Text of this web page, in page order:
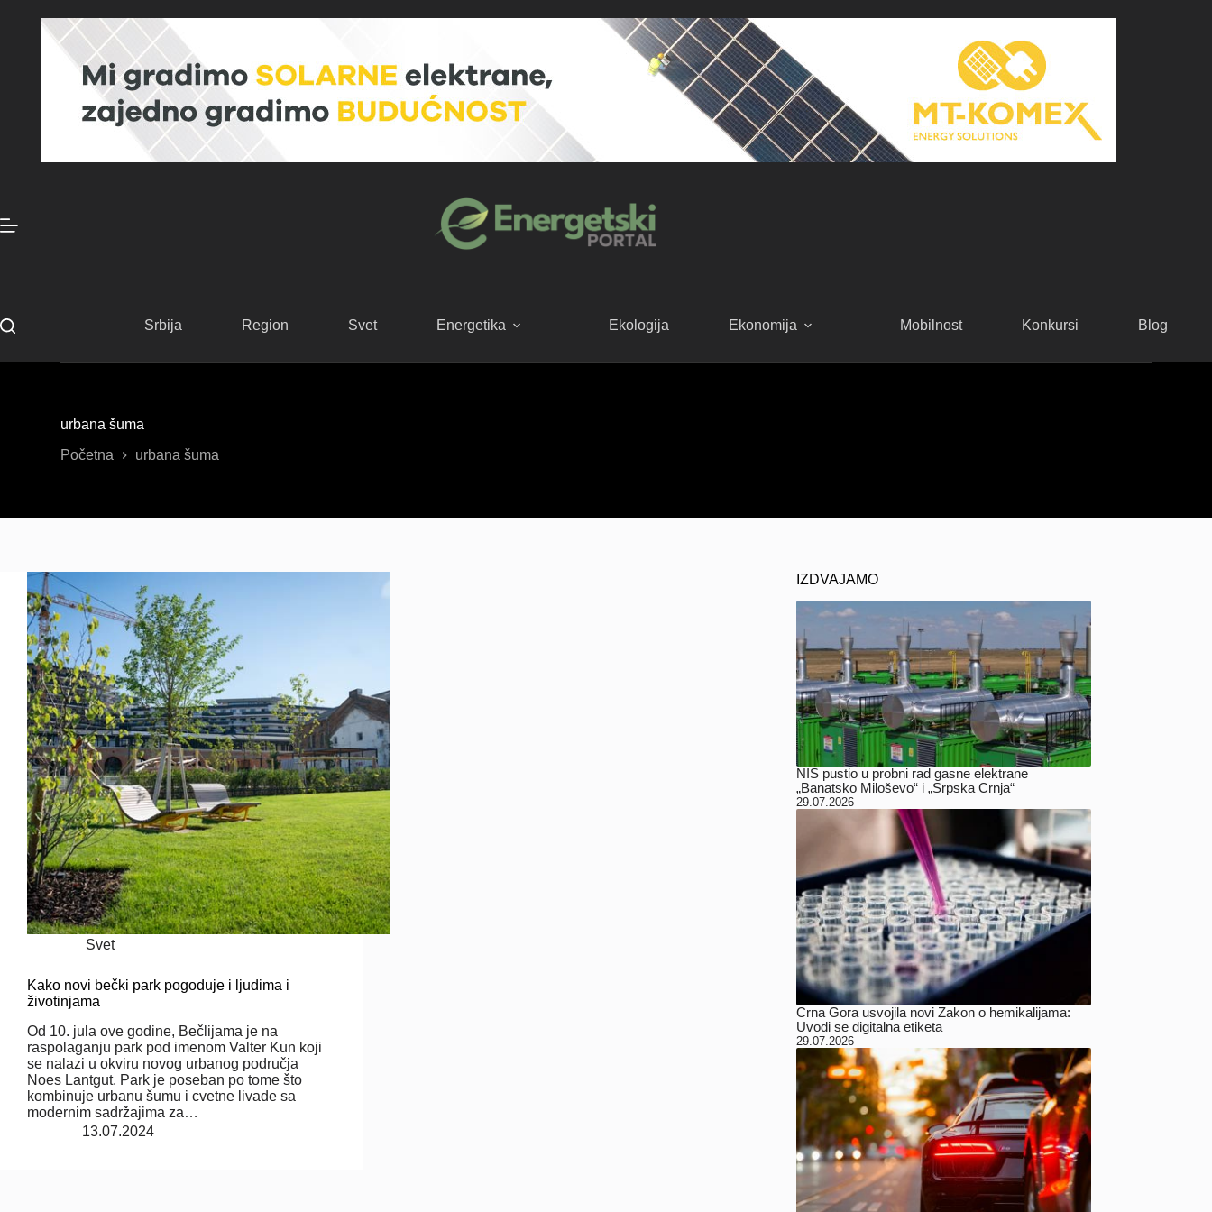
Srbija Region Svet Energetika Ekologija Ekonomija Mobilnost Konkursi Blog
urbana šuma
Početna
urbana šuma
Svet
Kako novi bečki park pogoduje i ljudima i
životinjama
Od 10. jula ove godine, Bečlijama je na
raspolaganju park pod imenom Valter Kun koji
se nalazi u okviru novog urbanog područja
Noes Lantgut. Park je poseban po tome što
kombinuje urbanu šumu i cvetne livade sa
modernim sadržajima za…
13.07.2024
IZDVAJAMO
NIS pustio u probni rad gasne elektrane
„Banatsko Miloševo“ i „Srpska Crnja“
29.07.2026
Crna Gora usvojila novi Zakon o hemikalijama:
Uvodi se digitalna etiketa
29.07.2026